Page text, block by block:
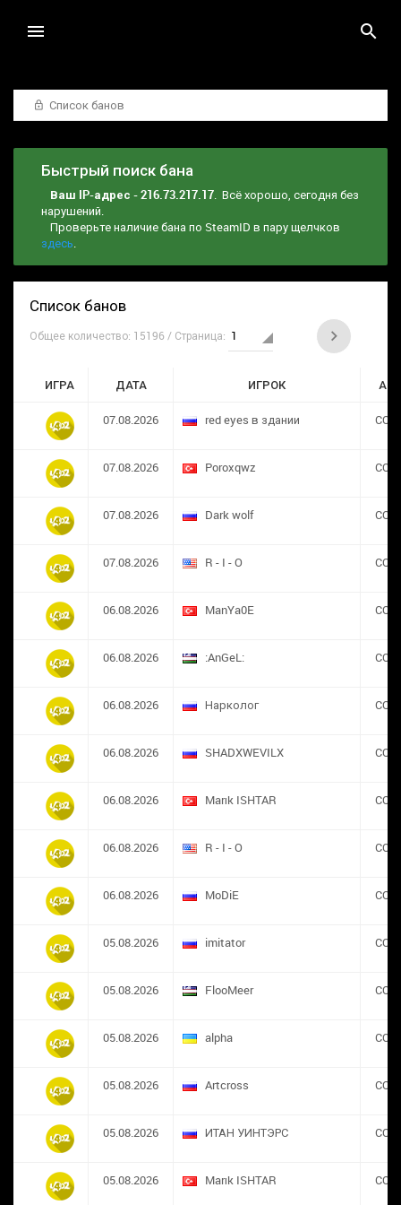
Список банов
Быстрый поиск бана
Ваш IP-адрес - 216.73.217.17. Всё хорошо, сегодня без
нарушений.
Проверьте наличие бана по SteamID в пару щелчков
здесь.
Список банов
Общее количество: 15196 / Страница:
ИГРА ДАТА ИГРОК
07.08.2026 red eyes в здании
07.08.2026 ​Poroxqwz
07.08.2026 Dark wolf
07.08.2026 R - I - O
06.08.2026 ManYa0E
06.08.2026 :AnGeL:
06.08.2026 Нарколог
06.08.2026 SHADXWEVILX
06.08.2026 Marık ISHTAR
06.08.2026 R - I - O
06.08.2026 MoDiE
05.08.2026 imitator
05.08.2026 FlooMeer
05.08.2026 alpha
05.08.2026 Artcross
05.08.2026 ИТАН УИНТЭРС
05.08.2026 Marık ISHTAR